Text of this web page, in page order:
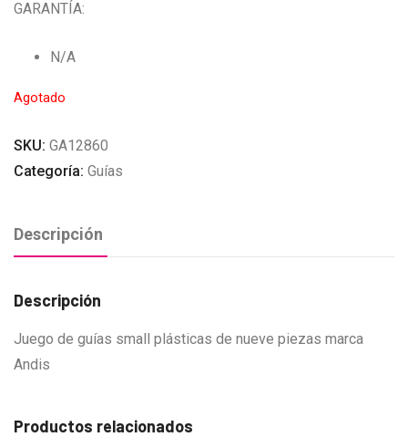
GARANTÍA:
N/A
Agotado
SKU: GA12860
Categoría: Guías
Descripción
Descripción
Juego de guías small plásticas de nueve piezas marca
Andis
Productos relacionados